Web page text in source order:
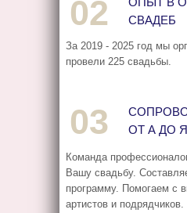
02
03
СВАДЕБ
ОТ А ДО Я
За 2019 - 2025 год мы
провели 225 свадьбы.
Команда
Вашу свадьбу.
программу. Помогаем с
артистов и